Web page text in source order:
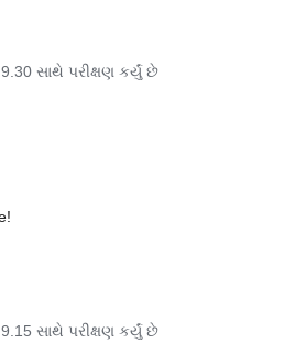
સાથે પરીક્ષણ કર્યું છે
સાથે પરીક્ષણ કર્યું છે